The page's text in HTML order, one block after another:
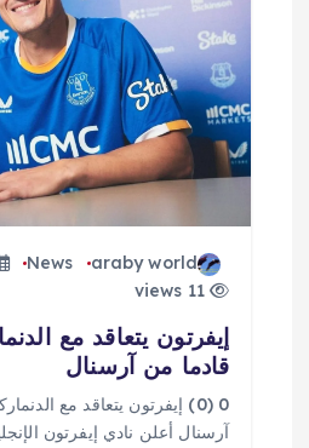
ت
araby world
News
11 views
إيفرتون يتعاقد مع
قادما من آرسنال
0 (0) إيفرتون يتعاقد مع
آرسنال أعلن نادي إيفرتون